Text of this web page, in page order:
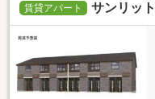
賃貸アパート サンリッ